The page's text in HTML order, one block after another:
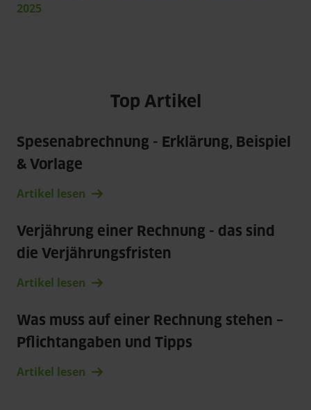
2025
Top Artikel
Spesenabrechnung - Erklärung, Beispiel
& Vorlage
Artikel lesen
Verjährung einer Rechnung - das sind
die Verjährungsfristen
Artikel lesen
Was muss auf einer Rechnung stehen –
Pflichtangaben und Tipps
Artikel lesen